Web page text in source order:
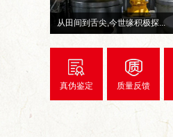
总台×今世缘官宣！李宇春、...
真伪鉴定 质量反馈